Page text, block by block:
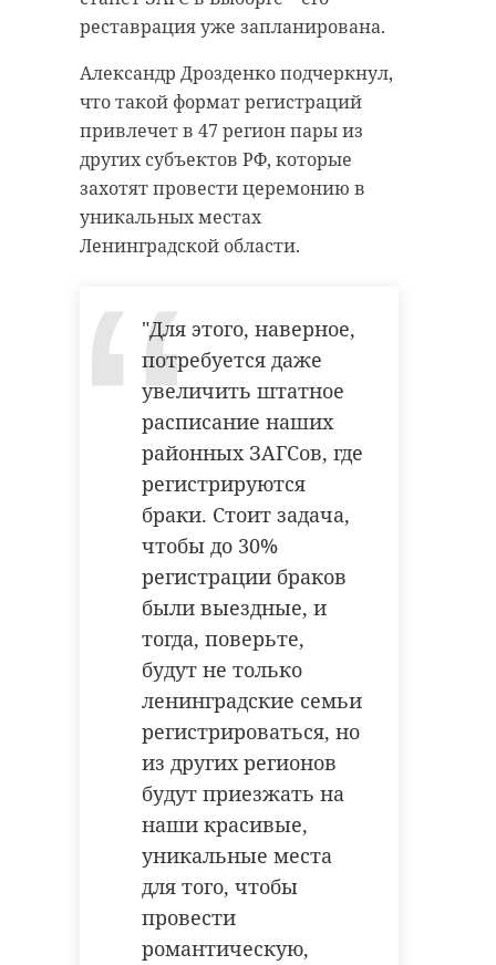
реставрация уже запланирована.
Александр Дрозденко подчеркнул,
что такой формат регистраций
привлечет в 47 регион пары из
других субъектов РФ, которые
захотят провести церемонию в
уникальных местах
Ленинградской области.
"Для этого, наверное,
потребуется даже
увеличить штатное
расписание наших
районных ЗАГСов, где
регистрируются
браки. Стоит задача,
чтобы до 30%
регистрации браков
были выездные, и
тогда, поверьте,
будут не только
ленинградские семьи
регистрироваться, но
из других регионов
будут приезжать на
наши красивые,
уникальные места
для того, чтобы
провести
романтическую,